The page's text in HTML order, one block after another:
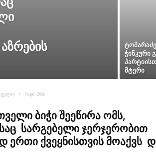
ჭინკური
მტერი
Page 266
ბიჭი შეეწირა ომს,
სარგებელი ჯერჯერობით
ქვეყნისთვის მოაქვს